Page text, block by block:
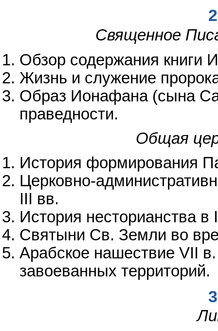
Священное
Обзор содержания книги
Жизнь и служение
Образ Ионафана (сына
праведности.
Общая
История формирования
Церковно-
III вв.
История несторианства в
Святыни Св. Земли во
Арабское нашествие VII
завоеванных территорий.